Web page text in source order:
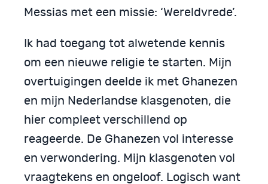
Messias met een missie: ‘Wereldvrede’.
Ik had toegang tot alwetende kennis
om een nieuwe religie te starten. Mijn
overtuigingen deelde ik met Ghanezen
en mijn Nederlandse klasgenoten, die
hier compleet verschillend op
reageerde. De Ghanezen vol interesse
en verwondering. Mijn klasgenoten vol
vraagtekens en ongeloof. Logisch want